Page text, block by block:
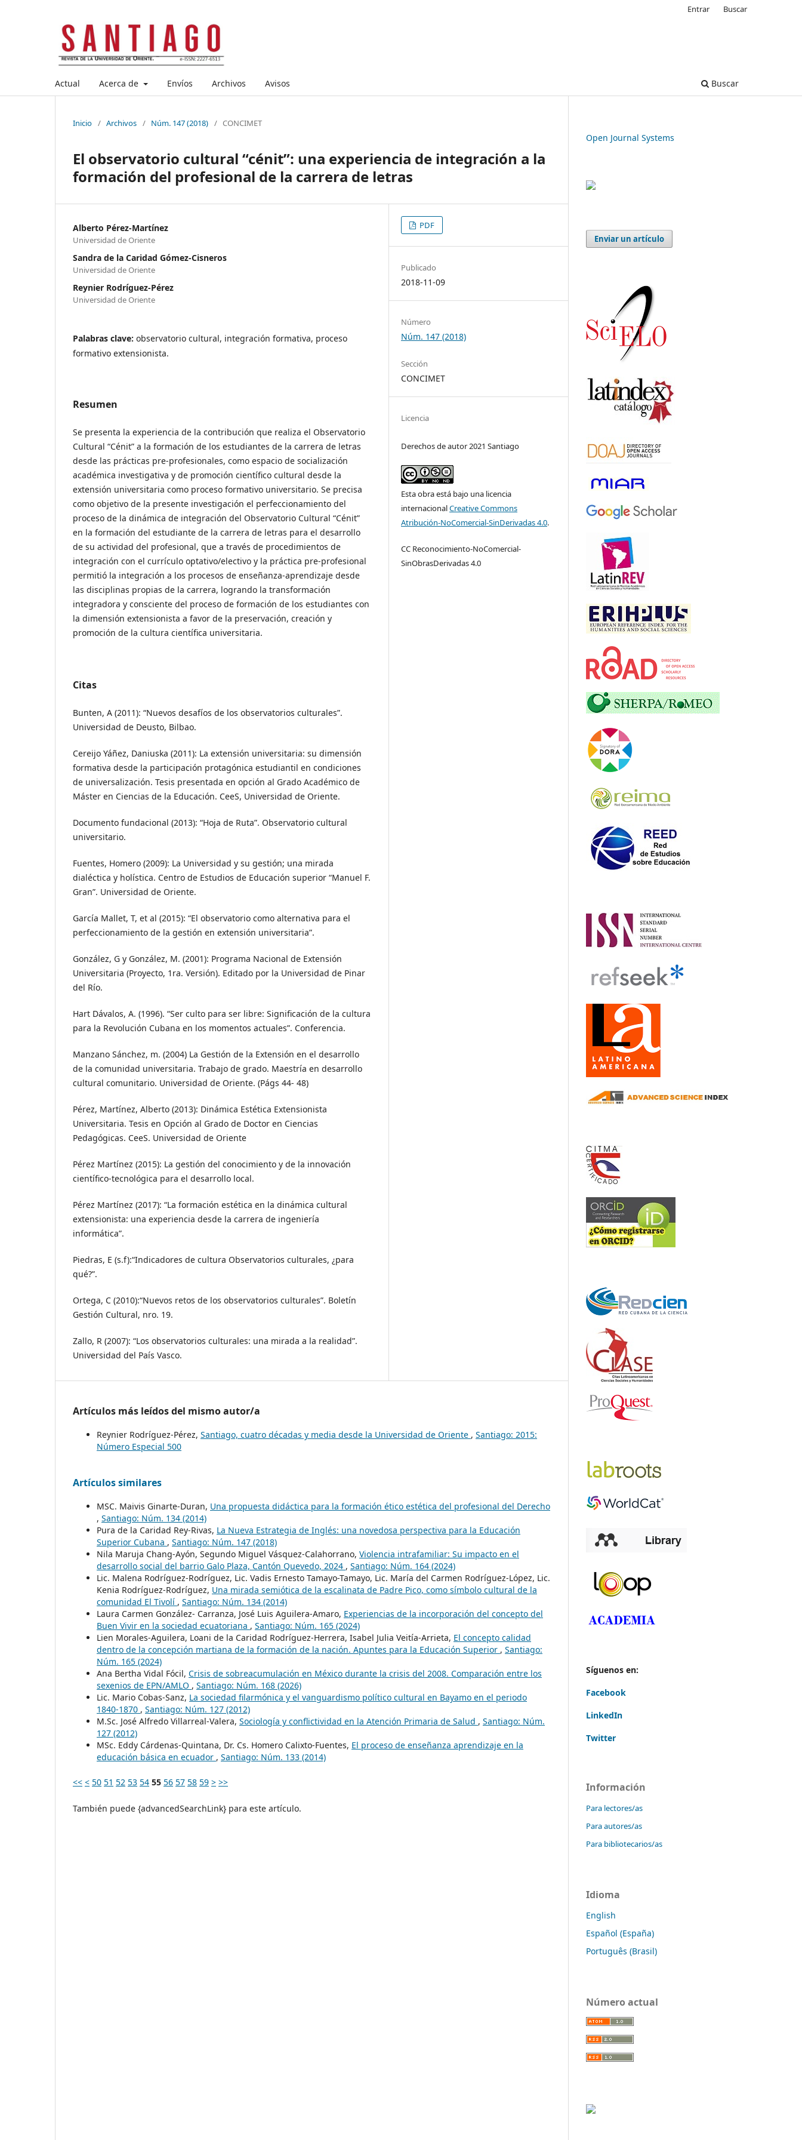
Actual Acerca de Envíos Archivos Avisos Buscar
Entrar Buscar
Inicio / Archivos / Núm. 147 (2018) / CONCIMET
El observatorio cultural “cénit”: una experiencia de integración a la
formación del profesional de la carrera de letras
Alberto Pérez-Martínez
Universidad de Oriente
Sandra de la Caridad Gómez-Cisneros
Universidad de Oriente
Reynier Rodríguez-Pérez
Universidad de Oriente
Palabras clave: observatorio cultural, integración formativa, proceso
formativo extensionista.
Resumen
Se presenta la experiencia de la contribución que realiza el Observatorio
Cultural “Cénit” a la formación de los estudiantes de la carrera de letras
desde las prácticas pre-profesionales, como espacio de socialización
académica investigativa y de promoción científico cultural desde la
extensión universitaria como proceso formativo universitario. Se precisa
como objetivo de la presente investigación el perfeccionamiento del
proceso de la dinámica de integración del Observatorio Cultural “Cénit”
en la formación del estudiante de la carrera de letras para el desarrollo
de su actividad del profesional, que a través de procedimientos de
integración con el currículo optativo/electivo y la práctica pre-profesional
permitió la integración a los procesos de enseñanza-aprendizaje desde
las disciplinas propias de la carrera, logrando la transformación
integradora y consciente del proceso de formación de los estudiantes con
la dimensión extensionista a favor de la preservación, creación y
promoción de la cultura científica universitaria.
Citas
Bunten, A (2011): “Nuevos desafíos de los observatorios culturales”.
Universidad de Deusto, Bilbao.
Cereijo Yáñez, Daniuska (2011): La extensión universitaria: su dimensión
formativa desde la participación protagónica estudiantil en condiciones
de universalización. Tesis presentada en opción al Grado Académico de
Máster en Ciencias de la Educación. CeeS, Universidad de Oriente.
Documento fundacional (2013): “Hoja de Ruta”. Observatorio cultural
universitario.
Fuentes, Homero (2009): La Universidad y su gestión; una mirada
dialéctica y holística. Centro de Estudios de Educación superior “Manuel F.
Gran”. Universidad de Oriente.
García Mallet, T, et al (2015): “El observatorio como alternativa para el
perfeccionamiento de la gestión en extensión universitaria”.
González, G y González, M. (2001): Programa Nacional de Extensión
Universitaria (Proyecto, 1ra. Versión). Editado por la Universidad de Pinar
del Río.
Hart Dávalos, A. (1996). “Ser culto para ser libre: Significación de la cultura
para la Revolución Cubana en los momentos actuales”. Conferencia.
Manzano Sánchez, m. (2004) La Gestión de la Extensión en el desarrollo
de la comunidad universitaria. Trabajo de grado. Maestría en desarrollo
cultural comunitario. Universidad de Oriente. (Págs 44- 48)
Pérez, Martínez, Alberto (2013): Dinámica Estética Extensionista
Universitaria. Tesis en Opción al Grado de Doctor en Ciencias
Pedagógicas. CeeS. Universidad de Oriente
Pérez Martínez (2015): La gestión del conocimiento y de la innovación
científico-tecnológica para el desarrollo local.
Pérez Martínez (2017): “La formación estética en la dinámica cultural
extensionista: una experiencia desde la carrera de ingeniería
informática”.
Piedras, E (s.f):“Indicadores de cultura Observatorios culturales, ¿para
qué?”.
Ortega, C (2010):“Nuevos retos de los observatorios culturales”. Boletín
Gestión Cultural, nro. 19.
Zallo, R (2007): “Los observatorios culturales: una mirada a la realidad”.
Universidad del País Vasco.
PDF
Publicado
2018-11-09
Número
Núm. 147 (2018)
Sección
CONCIMET
Licencia
Derechos de autor 2021 Santiago
Esta obra está bajo una licencia
internacionalCreative Commons
Atribución-NoComercial-SinDerivadas 4.0.
CC Reconocimiento-NoComercial-
SinObrasDerivadas 4.0
Artículos más leídos del mismo autor/a
Reynier Rodríguez-Pérez, Santiago, cuatro décadas y media desde la Universidad de Oriente , Santiago: 2015:
Número Especial 500
Artículos similares
MSC. Maivis Ginarte-Duran, Una propuesta didáctica para la formación ético estética del profesional del Derecho
, Santiago: Núm. 134 (2014)
Pura de la Caridad Rey-Rivas, La Nueva Estrategia de Inglés: una novedosa perspectiva para la Educación
Superior Cubana , Santiago: Núm. 147 (2018)
Nila Maruja Chang-Ayón, Segundo Miguel Vásquez-Calahorrano, Violencia intrafamiliar: Su impacto en el
desarrollo social del barrio Galo Plaza, Cantón Quevedo, 2024 , Santiago: Núm. 164 (2024)
Lic. Malena Rodríguez-Rodríguez, Lic. Vadis Ernesto Tamayo-Tamayo, Lic. María del Carmen Rodríguez-López, Lic.
Kenia Rodríguez-Rodríguez, Una mirada semiótica de la escalinata de Padre Pico, como símbolo cultural de la
comunidad El Tivolí , Santiago: Núm. 134 (2014)
Laura Carmen González- Carranza, José Luis Aguilera-Amaro, Experiencias de la incorporación del concepto del
Buen Vivir en la sociedad ecuatoriana , Santiago: Núm. 165 (2024)
Lien Morales-Aguilera, Loani de la Caridad Rodríguez-Herrera, Isabel Julia Veitía-Arrieta, El concepto calidad
dentro de la concepción martiana de la formación de la nación. Apuntes para la Educación Superior , Santiago:
Núm. 165 (2024)
Ana Bertha Vidal Fócil, Crisis de sobreacumulación en México durante la crisis del 2008. Comparación entre los
sexenios de EPN/AMLO , Santiago: Núm. 168 (2026)
Lic. Mario Cobas-Sanz, La sociedad filarmónica y el vanguardismo político cultural en Bayamo en el periodo
1840-1870 , Santiago: Núm. 127 (2012)
M.Sc. José Alfredo Villarreal-Valera, Sociología y conflictividad en la Atención Primaria de Salud , Santiago: Núm.
127 (2012)
MSc. Eddy Cárdenas-Quintana, Dr. Cs. Homero Calixto-Fuentes, El proceso de enseñanza aprendizaje en la
educación básica en ecuador , Santiago: Núm. 133 (2014)
<< < 50 51 52 53 54 55 56 57 58 59 > >>
También puede {advancedSearchLink} para este artículo.
Open Journal Systems
Enviar un artículo
Síguenos en:
Facebook
LinkedIn
Twitter
Información
Para lectores/as
Para autores/as
Para bibliotecarios/as
Idioma
English
Español (España)
Português (Brasil)
Número actual